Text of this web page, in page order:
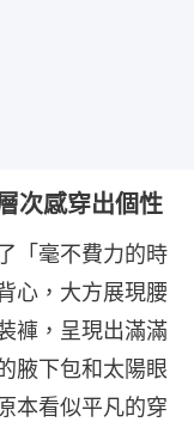
次感穿出個性
「毫不費力的時
心，大方展現腰
褲，呈現出滿滿
腋下包和太陽眼
本看似平凡的穿